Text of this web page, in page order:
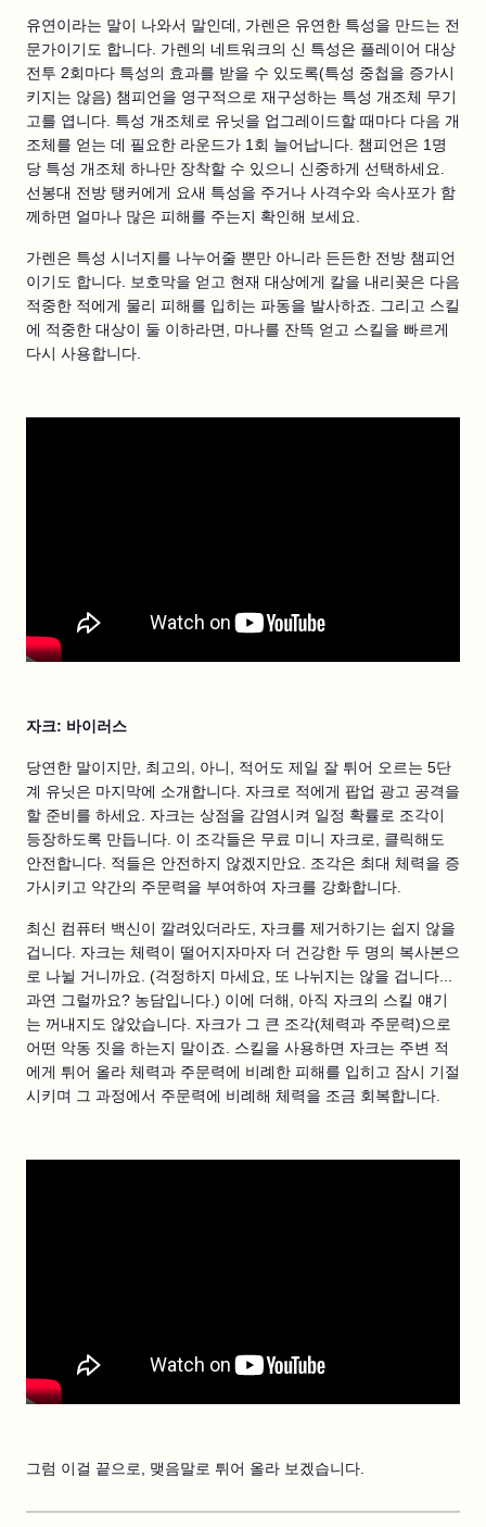
유연이라는 말이 나와서 말인데, 가렌은 유연한 특성을 만드는 전
문가이기도 합니다. 가렌의 네트워크의 신 특성은 플레이어 대상
전투 2회마다 특성의 효과를 받을 수 있도록(특성 중첩을 증가시
키지는 않음) 챔피언을 영구적으로 재구성하는 특성 개조체 무기
고를 엽니다. 특성 개조체로 유닛을 업그레이드할 때마다 다음 개
조체를 얻는 데 필요한 라운드가 1회 늘어납니다. 챔피언은 1명
당 특성 개조체 하나만 장착할 수 있으니 신중하게 선택하세요.
선봉대 전방 탱커에게 요새 특성을 주거나 사격수와 속사포가 함
께하면 얼마나 많은 피해를 주는지 확인해 보세요.
가렌은 특성 시너지를 나누어줄 뿐만 아니라 든든한 전방 챔피언
이기도 합니다. 보호막을 얻고 현재 대상에게 칼을 내리꽂은 다음
적중한 적에게 물리 피해를 입히는 파동을 발사하죠. 그리고 스킬
에 적중한 대상이 둘 이하라면, 마나를 잔뜩 얻고 스킬을 빠르게
다시 사용합니다.
자크: 바이러스
당연한 말이지만, 최고의, 아니, 적어도 제일 잘 튀어 오르는 5단
계 유닛은 마지막에 소개합니다. 자크로 적에게 팝업 광고 공격을
할 준비를 하세요. 자크는 상점을 감염시켜 일정 확률로 조각이
등장하도록 만듭니다. 이 조각들은 무료 미니 자크로, 클릭해도
안전합니다. 적들은 안전하지 않겠지만요. 조각은 최대 체력을 증
가시키고 약간의 주문력을 부여하여 자크를 강화합니다.
최신 컴퓨터 백신이 깔려있더라도, 자크를 제거하기는 쉽지 않을
겁니다. 자크는 체력이 떨어지자마자 더 건강한 두 명의 복사본으
로 나뉠 거니까요. (걱정하지 마세요, 또 나뉘지는 않을 겁니다...
과연 그럴까요? 농담입니다.) 이에 더해, 아직 자크의 스킬 얘기
는 꺼내지도 않았습니다. 자크가 그 큰 조각(체력과 주문력)으로
어떤 악동 짓을 하는지 말이죠. 스킬을 사용하면 자크는 주변 적
에게 튀어 올라 체력과 주문력에 비례한 피해를 입히고 잠시 기절
시키며 그 과정에서 주문력에 비례해 체력을 조금 회복합니다.
그럼 이걸 끝으로, 맺음말로 튀어 올라 보겠습니다.